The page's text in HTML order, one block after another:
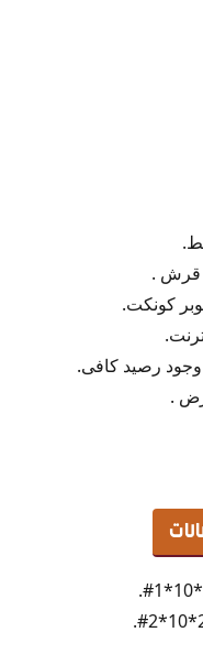
كونكت.
رصيد كافى.
.